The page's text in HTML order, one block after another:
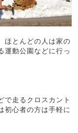
ほとんどの人は家の
運動公園などに行っ
で走るクロスカント
初心者の方は手軽に